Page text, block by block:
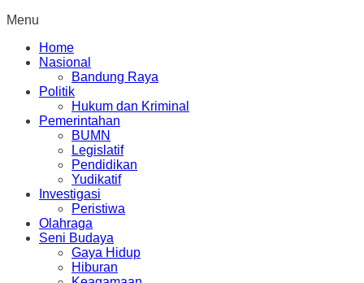
Menu
Home
Nasional
Bandung Raya
Politik
Hukum dan Kriminal
Pemerintahan
BUMN
Legislatif
Pendidikan
Yudikatif
Investigasi
Peristiwa
Olahraga
Seni Budaya
Gaya Hidup
Hiburan